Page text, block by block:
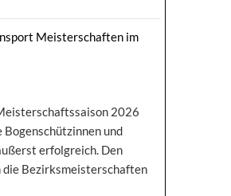
Meisterschaften im
2026
und
erfolgreich. Den
Bezirksmeisterschaften